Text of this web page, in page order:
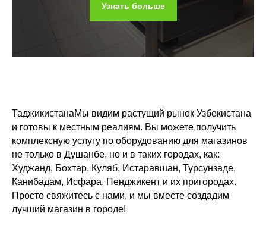
Узнать больше
ТаджикистанаМы видим растущий рынок Узбекистана
и готовы к местным реалиям. Вы можете получить
комплексную услугу по оборудованию для магазинов
не только в Душанбе, но и в таких городах, как:
Худжанд, Бохтар, Куляб, Истаравшан, Турсунзаде,
Канибадам, Исфара, Пенджикент и их пригородах.
Просто свяжитесь с нами, и мы вместе создадим
лучший магазин в городе!